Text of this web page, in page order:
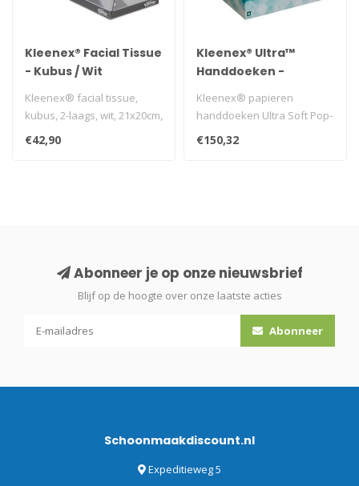
Kleenex® Facial Tissue
- Kubus / Wit
Kleenex® facial tissue,
kubus, 2-laags, wit, 21x20cm,
12x88st, 1.056st/doos..
€42,90
Kleenex® Ultra™
Handdoeken -
Intergevouwen / Wit
/Medium
Kleenex® papieren
handdoeken Ultra Soft Pop-
Up Ineengevouwen
Handdoekjes - 18 d..
€150,32
Abonneer je op onze nieuwsbrief
Blijf op de hoogte over onze laatste acties
Abonneer
Schoonmaakdiscount.nl
Expeditieweg 5